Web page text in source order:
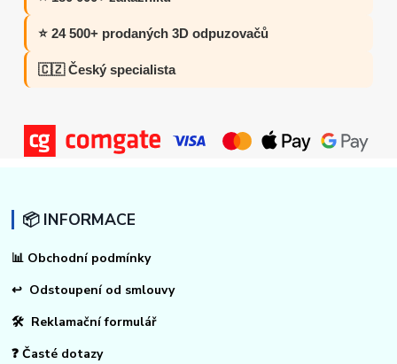
⭐ 24 500+ prodaných 3D odpuzovačů
🇨🇿 Český specialista
📦 INFORMACE
📊 Obchodní podmínky
↩ Odstoupení od smlouvy
🛠 Reklamační formulář
❓ Časté dotazy